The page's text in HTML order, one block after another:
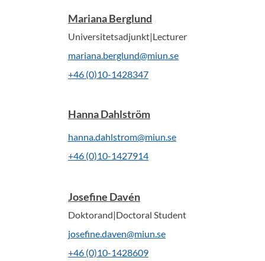
Mariana Berglund
Universitetsadjunkt|Lecturer
mariana.berglund@miun.se
+46 (0)10-1428347
Hanna Dahlström
hanna.dahlstrom@miun.se
+46 (0)10-1427914
Josefine Davén
Doktorand|Doctoral Student
josefine.daven@miun.se
+46 (0)10-1428609